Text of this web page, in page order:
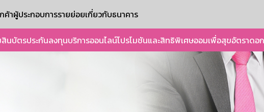
ค้าผู้ประกอบการรายย่อยเกี่ยวกับธนาคาร
นบัตรประกันลงทุนบริการออนไลน์โปรโมชันและสิทธิพิเศษออมเพื่อสุขอัตราดอ